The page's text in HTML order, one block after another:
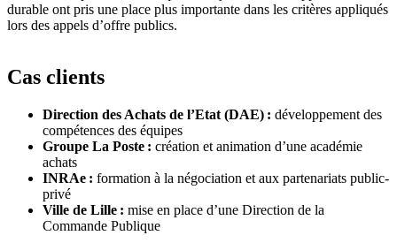
durable ont pris une place plus importante dans les critères appliqués
lors des appels d’offre publics.
Cas clients
Direction des Achats de l’Etat (DAE) : développement des
compétences des équipes
Groupe La Poste : création et animation d’une académie
achats
INRAe : formation à la négociation et aux partenariats public-
privé
Ville de Lille : mise en place d’une Direction de la
Commande Publique